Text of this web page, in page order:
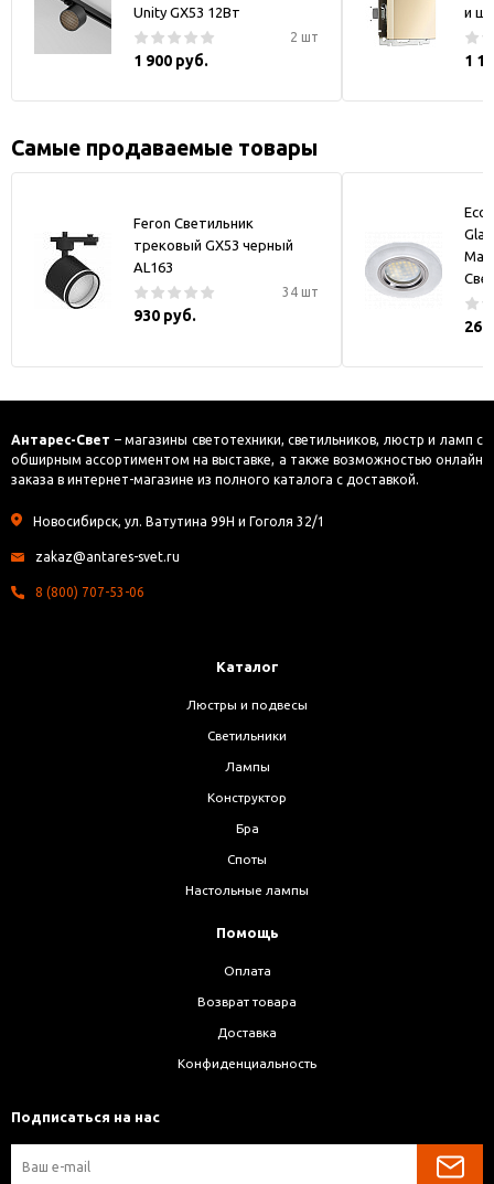
Unity GX53 12Вт
2 шт
1 900 руб.
и
1
Самые продаваемые товары
Feron Светильник
трековый GX53 черный
AL163
34 шт
930 руб.
Антарес-Свет – магазины светотехники, светильников, люстр и ламп с
обширным ассортиментом на выставке, а также возможностью онлайн
заказа в интернет-магазине из полного каталога с доставкой.
Новосибирск, ул. Ватутина 99Н и Гоголя 32/1
zakaz@antares-svet.ru
8 (800) 707-53-06
Каталог
Люстры и подвесы
Светильники
Лампы
Конструктор
Бра
Споты
Настольные лампы
Помощь
Оплата
Возврат товара
Доставка
Конфиденциальность
Подписаться на нас